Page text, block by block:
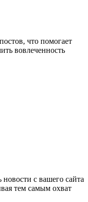
что помогает
вовлеченность
с вашего сайта
тем самым охват